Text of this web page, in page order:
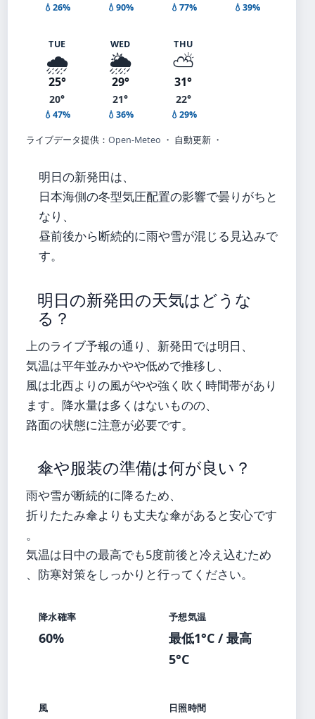
💧26% 💧90% 💧77% 💧39%
TUE
🌧️
25°
20°
💧47%
WED
🌦️
29°
21°
💧36%
THU
⛅
31°
22°
💧29%
ライブデータ提供： Open-Meteo ・ 自動更新 ・
明日の新発田は、
日本海側の冬型気圧配置の影響で曇りがちと
なり、
昼前後から断続的に雨や雪が混じる見込みで
す。
明日の新発田の天気はどうな
る？
上のライブ予報の通り、新発田では明日、
気温は平年並みかやや低めで推移し、
風は北西よりの風がやや強く吹く時間帯があり
ます。降水量は多くはないものの、
路面の状態に注意が必要です。
傘や服装の準備は何が良い？
雨や雪が断続的に降るため、
折りたたみ傘よりも丈夫な傘があると安心です
。
気温は日中の最高でも5度前後と冷え込むため
、防寒対策をしっかりと行ってください。
降水確率
60%
予想気温
最低1°C / 最高
5°C
風 日照時間